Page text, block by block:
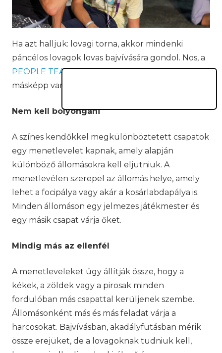
Ha azt halljuk: lovagi torna, akkor mindenki
páncélos lovagok lovas bajvívására gondol. Nos, a
PEOPLE TEAMnyári táboraiban ez egy kicsit
másképp van.
Nem kell bolyongani
A színes kendőkkel megkülönböztetett csapatok
egy menetlevelet kapnak, amely alapján
különböző állomásokra kell eljutniuk. A
menetlevélen szerepel az állomás helye, amely
lehet a focipálya vagy akár a kosárlabdapálya is.
Minden állomáson egy jelmezes játékmester és
egy másik csapat várja őket.
Mindig más az ellenfél
A menetleveleket úgy állítják össze, hogy a
kékek, a zöldek vagy a pirosak minden
fordulóban más csapattal kerüljenek szembe.
Állomásonként más és más feladat várja a
harcosokat. Bajvívásban, akadályfutásban mérik
össze erejüket, de a lovagoknak tudniuk kell,